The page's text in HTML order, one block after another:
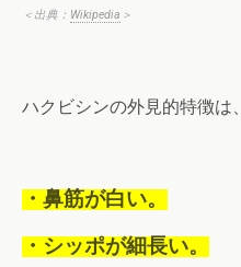
＜出典： Wikipedia ＞
ハクビシンの外見的特徴は、
・鼻筋が白い。
・シッポが細長い。